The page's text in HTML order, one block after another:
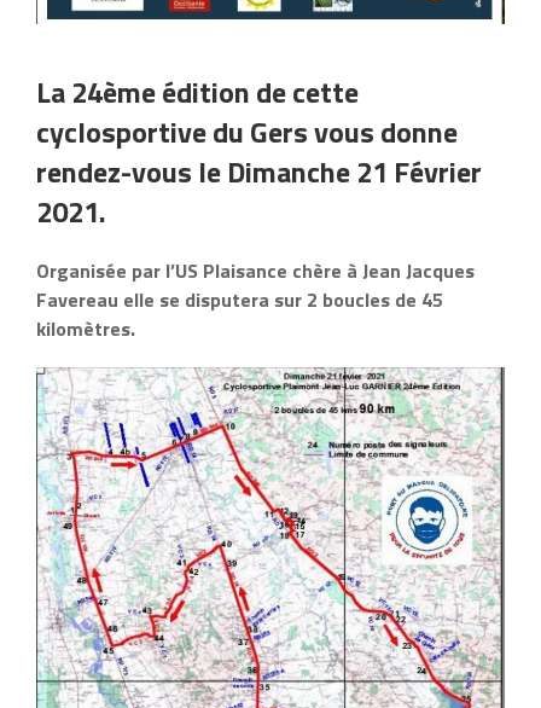
La 24ème édition de cette
cyclosportive du Gers vous donne
rendez-vous le Dimanche 21 Février
2021.
Organisée par l’US Plaisance chère à Jean Jacques
Favereau elle se disputera sur 2 boucles de 45
kilomètres.